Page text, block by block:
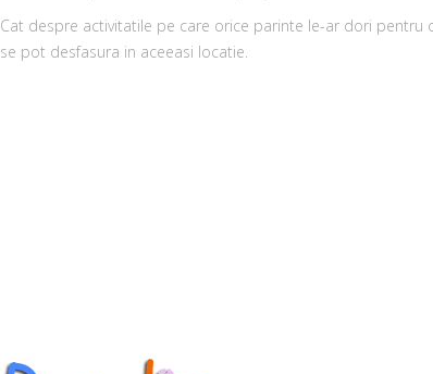
Cat despre activitatile pe care orice parinte le-ar dori
se pot desfasura in aceeasi locatie.